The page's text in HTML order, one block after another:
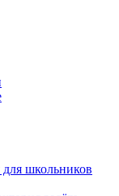
школьников